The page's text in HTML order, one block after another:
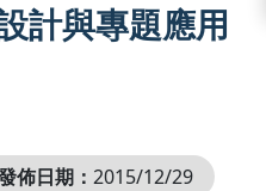
計與專題應用
佈日期： 2015/12/29